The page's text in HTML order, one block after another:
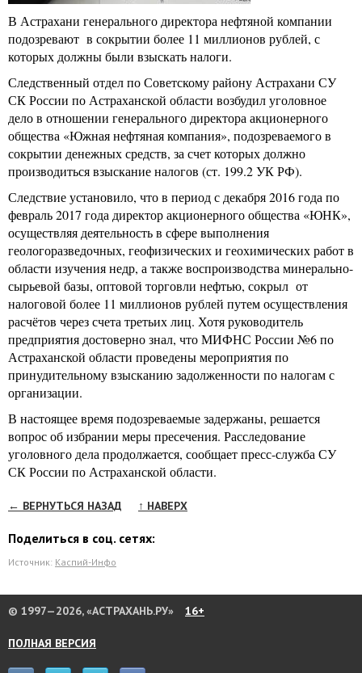
В Астрахани генерального директора нефтяной компании
подозревают в сокрытии более 11 миллионов рублей, с
которых должны были взыскать налоги.
Следственный отдел по Советскому району Астрахани СУ
СК России по Астраханской области возбудил уголовное
дело в отношении генерального директора акционерного
общества «Южная нефтяная компания», подозреваемого в
сокрытии денежных средств, за счет которых должно
производиться взыскание налогов (ст. 199.2 УК РФ).
Следствие установило, что в период с декабря 2016 года по
февраль 2017 года директор акционерного общества «ЮНК»,
осуществляя деятельность в сфере выполнения
геологоразведочных, геофизических и геохимических работ в
области изучения недр, а также воспроизводства минерально-
сырьевой базы, оптовой торговли нефтью, сокрыл от
налоговой более 11 миллионов рублей путем осуществления
расчётов через счета третьих лиц. Хотя руководитель
предприятия достоверно знал, что МИФНС России №6 по
Астраханской области проведены мероприятия по
принудительному взысканию задолженности по налогам с
организации.
В настоящее время подозреваемые задержаны, решается
вопрос об избрании меры пресечения. Расследование
уголовного дела продолжается, сообщает пресс-служба СУ
СК России по Астраханской области.
← ВЕРНУТЬСЯ НАЗАД ↑ НАВЕРХ
Поделиться в соц. сетях:
Источник: Каспий-Инфо
© 1997—2026, «АСТРАХАНЬ.РУ» 16+
ПОЛНАЯ ВЕРСИЯ